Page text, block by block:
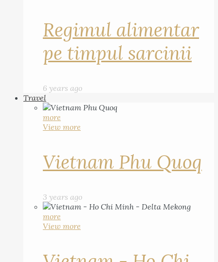
Regimul alimentar
pe timpul sarcinii
6 years ago
Travel
more
View more
Vietnam Phu Quoq
3 years ago
more
View more